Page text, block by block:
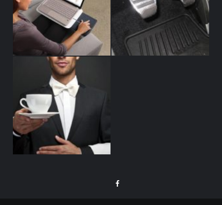
Facebook